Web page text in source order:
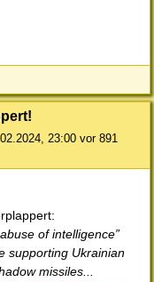
23:00 vor 891
of intelligence”
supporting Ukrainian
missiles...